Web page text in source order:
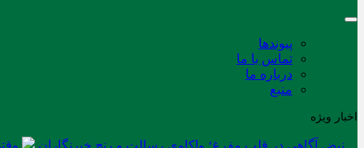
پیوندها
تماس با ما
درباره ما
منبع
اخبار ویژه
نبض آگاهی در قلب مفرغ؛ واکاوی رسالت و رنج خبرنگاران